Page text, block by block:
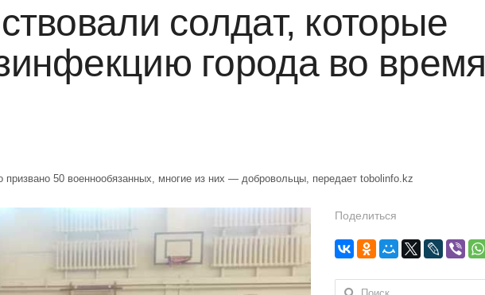
солдат, которые
города во время
призвано 50 военнообязанных, многие из них — добровольцы, передает tobolinfo.kz
Поделиться
Найти: